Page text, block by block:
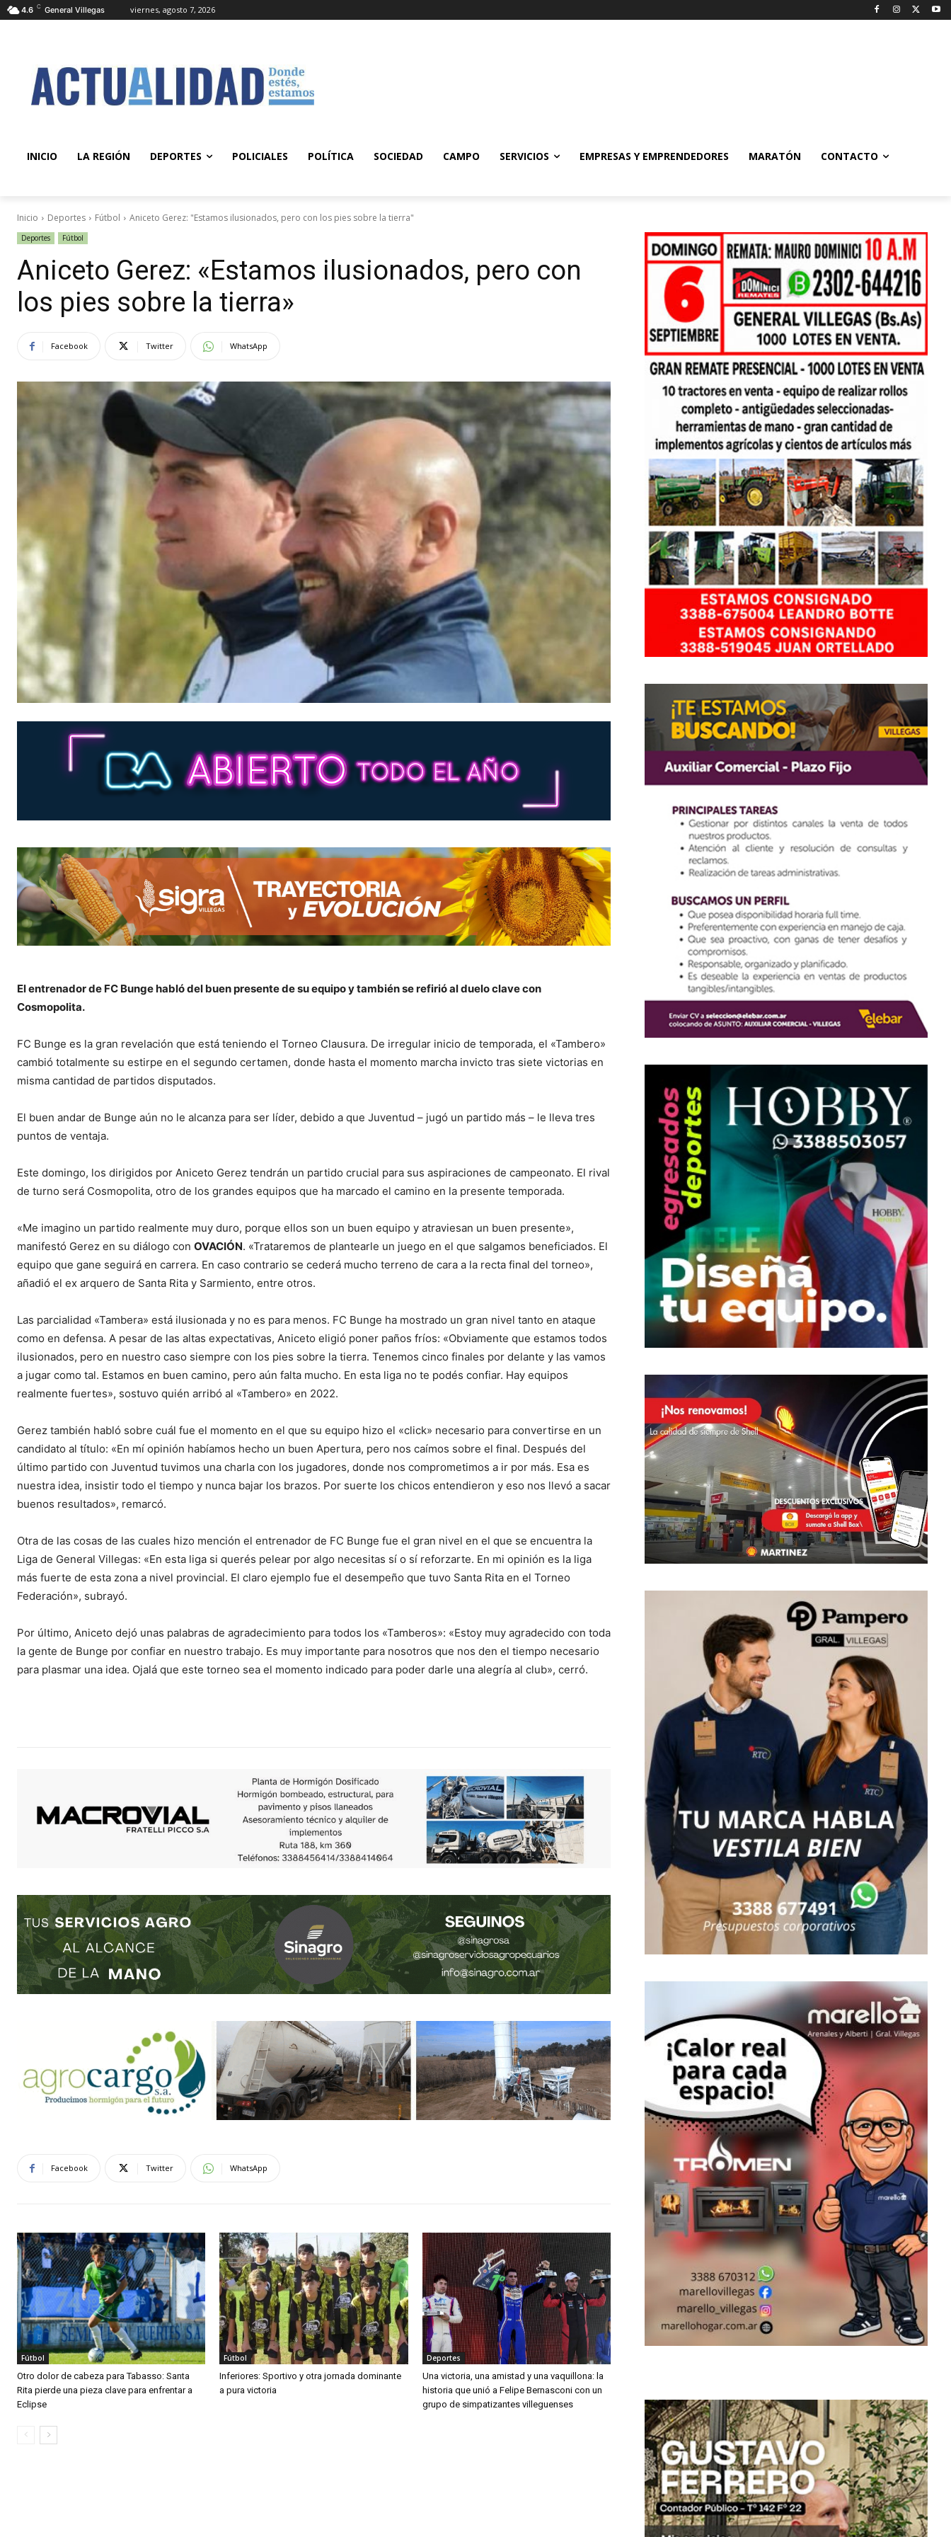
4.6 C General Villegas viernes, agosto 7, 2026
INICIO LA REGIÓN DEPORTES POLICIALES POLÍTICA SOCIEDAD CAMPO SERVICIOS EMPRESAS Y EMPRENDEDORES MARATÓN CONTACTO
Inicio Deportes Fútbol Aniceto Gerez: "Estamos ilusionados, pero con los pies sobre la tierra"
Deportes Fútbol
Aniceto Gerez: «Estamos ilusionados, pero con
los pies sobre la tierra»
Facebook Twitter WhatsApp
El entrenador de FC Bunge habló del buen presente de su equipo y también se refirió al duelo clave con
Cosmopolita.
FC Bunge es la gran revelación que está teniendo el Torneo Clausura. De irregular inicio de temporada, el «Tambero»
cambió totalmente su estirpe en el segundo certamen, donde hasta el momento marcha invicto tras siete victorias en
misma cantidad de partidos disputados.
El buen andar de Bunge aún no le alcanza para ser líder, debido a que Juventud – jugó un partido más – le lleva tres
puntos de ventaja.
Este domingo, los dirigidos por Aniceto Gerez tendrán un partido crucial para sus aspiraciones de campeonato. El rival
de turno será Cosmopolita, otro de los grandes equipos que ha marcado el camino en la presente temporada.
«Me imagino un partido realmente muy duro, porque ellos son un buen equipo y atraviesan un buen presente»,
manifestó Gerez en su diálogo con OVACIÓN. «Trataremos de plantearle un juego en el que salgamos beneficiados. El
equipo que gane seguirá en carrera. En caso contrario se cederá mucho terreno de cara a la recta final del torneo»,
añadió el ex arquero de Santa Rita y Sarmiento, entre otros.
Las parcialidad «Tambera» está ilusionada y no es para menos. FC Bunge ha mostrado un gran nivel tanto en ataque
como en defensa. A pesar de las altas expectativas, Aniceto eligió poner paños fríos: «Obviamente que estamos todos
ilusionados, pero en nuestro caso siempre con los pies sobre la tierra. Tenemos cinco finales por delante y las vamos
a jugar como tal. Estamos en buen camino, pero aún falta mucho. En esta liga no te podés confiar. Hay equipos
realmente fuertes», sostuvo quién arribó al «Tambero» en 2022.
Gerez también habló sobre cuál fue el momento en el que su equipo hizo el «click» necesario para convertirse en un
candidato al título: «En mí opinión habíamos hecho un buen Apertura, pero nos caímos sobre el final. Después del
último partido con Juventud tuvimos una charla con los jugadores, donde nos comprometimos a ir por más. Esa es
nuestra idea, insistir todo el tiempo y nunca bajar los brazos. Por suerte los chicos entendieron y eso nos llevó a sacar
buenos resultados», remarcó.
Otra de las cosas de las cuales hizo mención el entrenador de FC Bunge fue el gran nivel en el que se encuentra la
Liga de General Villegas: «En esta liga si querés pelear por algo necesitas sí o sí reforzarte. En mi opinión es la liga
más fuerte de esta zona a nivel provincial. El claro ejemplo fue el desempeño que tuvo Santa Rita en el Torneo
Federación», subrayó.
Por último, Aniceto dejó unas palabras de agradecimiento para todos los «Tamberos»: «Estoy muy agradecido con toda
la gente de Bunge por confiar en nuestro trabajo. Es muy importante para nosotros que nos den el tiempo necesario
para plasmar una idea. Ojalá que este torneo sea el momento indicado para poder darle una alegría al club», cerró.
Facebook Twitter WhatsApp
Fútbol
Otro dolor de cabeza para Tabasso: Santa
Rita pierde una pieza clave para enfrentar a
Eclipse
Fútbol
Inferiores: Sportivo y otra jornada dominante
a pura victoria
Deportes
Una victoria, una amistad y una vaquillona: la
historia que unió a Felipe Bernasconi con un
grupo de simpatizantes villeguenses